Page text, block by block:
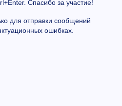
Спасибо за участие!
для отправки сообщений
ошибках.